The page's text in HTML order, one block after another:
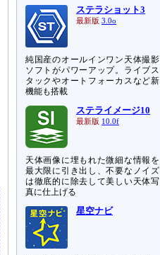
ステラショット3
最新版 3.0o
純国産のオールインワン天体撮影
ソフトがパワーアップ。ライブス
タックやオートフォーカスなど新
機能も搭載
ステライメージ10
最新版 10.0f
天体画像に埋もれた微細な情報を
最大限に引き出し、不要なノイズ
は徹底的に除去して美しい天体写
真に仕上げる
星空ナビ